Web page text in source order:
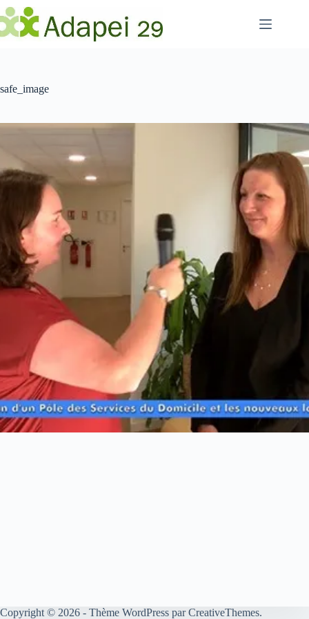
Passer
au
contenu
safe_image
Copyright © 2026 - Thème WordPress parCreativeThemes.